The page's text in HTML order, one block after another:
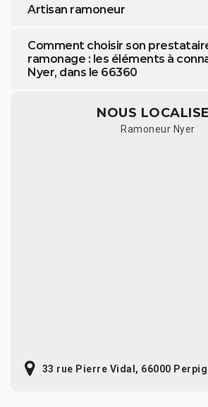
Artisan ramoneur
Comment choisir son
ramonage : les éléments à
Nyer, dans le 66360
NOUS
Ramoneur Nyer
33 rue Pierre Vidal, 66000